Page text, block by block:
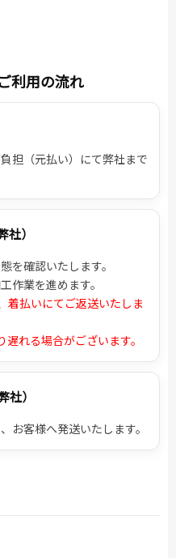
利用の流れ
担（元払い）
にて弊社まで
社）
を確認いたします。
作業を進めます。
着払いにてご返送いたしま
れる場合がございます。
社）
お客様へ発送いたします。